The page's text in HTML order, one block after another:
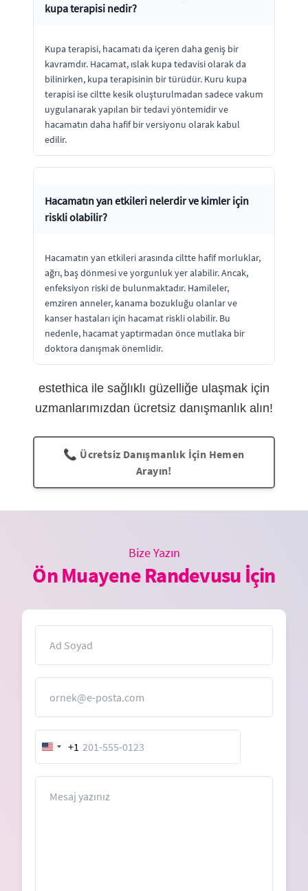
kupa terapisi nedir?
Kupa terapisi, hacamatı da içeren daha geniş bir
kavramdır. Hacamat, ıslak kupa tedavisi olarak da
bilinirken, kupa terapisinin bir türüdür. Kuru kupa
terapisi ise ciltte kesik oluşturulmadan sadece vakum
uygulanarak yapılan bir tedavi yöntemidir ve
hacamatın daha hafif bir versiyonu olarak kabul
edilir.
Hacamatın yan etkileri nelerdir ve kimler için
riskli olabilir?
Hacamatın yan etkileri arasında ciltte hafif morluklar,
ağrı, baş dönmesi ve yorgunluk yer alabilir. Ancak,
enfeksiyon riski de bulunmaktadır. Hamileler,
emziren anneler, kanama bozukluğu olanlar ve
kanser hastaları için hacamat riskli olabilir. Bu
nedenle, hacamat yaptırmadan önce mutlaka bir
doktora danışmak önemlidir.
estethica ile sağlıklı güzelliğe ulaşmak için
uzmanlarımızdan ücretsiz danışmanlık alın!
📞 Ücretsiz Danışmanlık İçin Hemen
Arayın!
Bize Yazın
Ön Muayene Randevusu İçin
United
States
+1